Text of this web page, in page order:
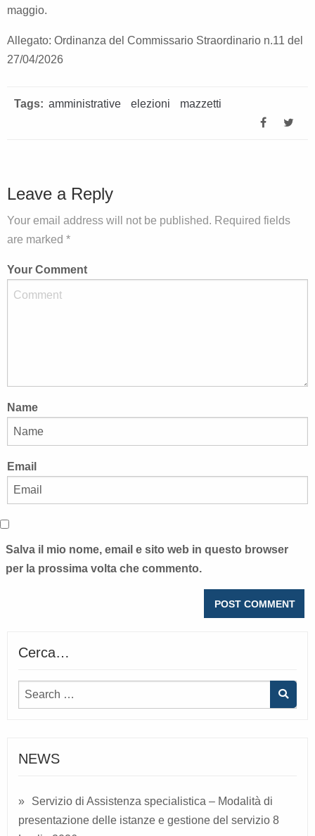
maggio.
Allegato: Ordinanza del Commissario Straordinario n.11 del
27/04/2026
Tags: amministrative elezioni mazzetti
Leave a Reply
Your email address will not be published. Required fields
are marked *
Your Comment
Name
Email
Salva il mio nome, email e sito web in questo browser
per la prossima volta che commento.
Cerca…
NEWS
Servizio di Assistenza specialistica – Modalità di
presentazione delle istanze e gestione del servizio 8